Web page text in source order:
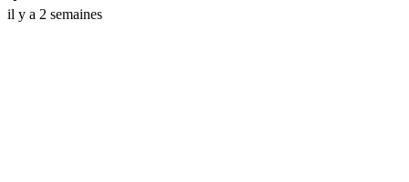
il y a 2 semaines